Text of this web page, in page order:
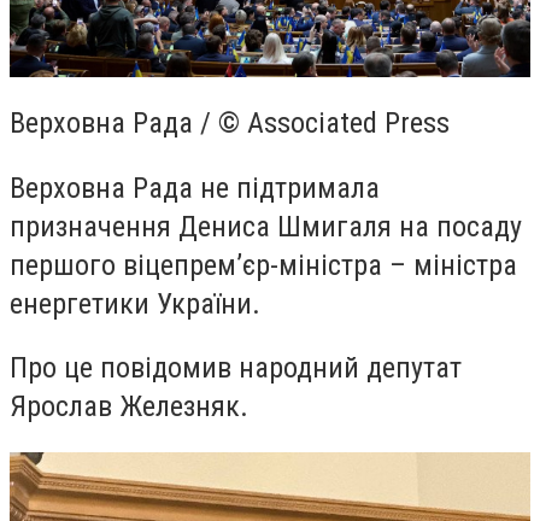
Верховна Рада / © Associated Press
Верховна Рада не підтримала
призначення Дениса Шмигаля на посаду
першого віцепрем’єр-міністра – міністра
енергетики України.
Про це повідомив народний депутат
Ярослав Железняк.